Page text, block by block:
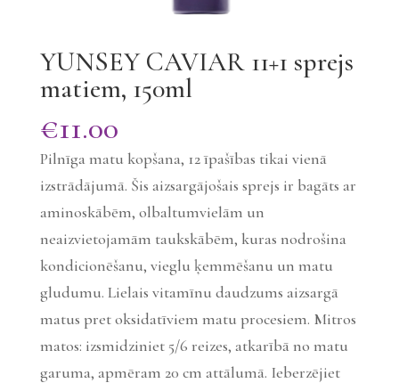
YUNSEY CAVIAR 11+1 sprejs
matiem, 150ml
€11.00
Pilnīga matu kopšana, 12 īpašības tikai vienā
izstrādājumā. Šis aizsargājošais sprejs ir bagāts ar
aminoskābēm, olbaltumvielām un
neaizvietojamām taukskābēm, kuras nodrošina
kondicionēšanu, vieglu ķemmēšanu un matu
gludumu. Lielais vitamīnu daudzums aizsargā
matus pret oksidatīviem matu procesiem. Mitros
matos: izsmidziniet 5/6 reizes, atkarībā no matu
garuma, apmēram 20 cm attālumā. Ieberzējiet